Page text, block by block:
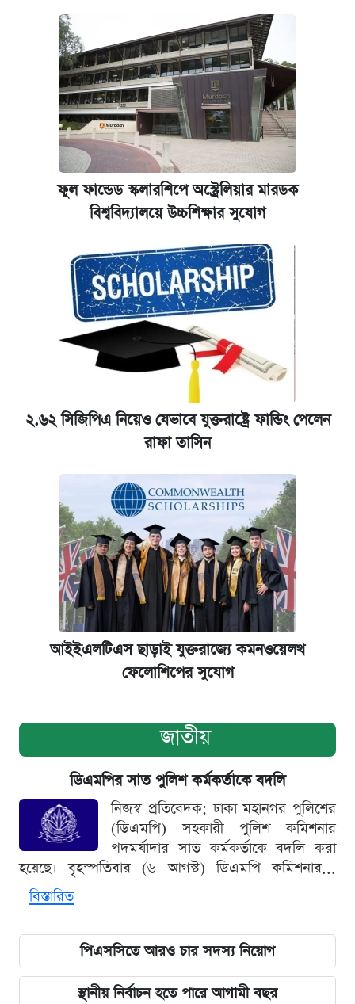
ফুল ফান্ডেড স্কলারশিপে অস্ট্রেলিয়ার মারডক
বিশ্ববিদ্যালয়ে উচ্চশিক্ষার সুযোগ
২.৬২ সিজিপিএ নিয়েও যেভাবে যুক্তরাষ্ট্রে ফান্ডিং পেলেন
রাফা তাসিন
আইইএলটিএস ছাড়াই যুক্তরাজ্যে কমনওয়েলথ
ফেলোশিপের সুযোগ
জাতীয়
ডিএমপির সাত পুলিশ কর্মকর্তাকে বদলি
নিজস্ব প্রতিবেদক: ঢাকা মহানগর পুলিশের
(ডিএমপি) সহকারী পুলিশ কমিশনার
পদমর্যাদার সাত কর্মকর্তাকে বদলি করা
হয়েছে। বৃহস্পতিবার (৬ আগস্ট) ডিএমপি কমিশনার...
বিস্তারিত
পিএসসিতে আরও চার সদস্য নিয়োগ
স্থানীয় নির্বাচন হতে পারে আগামী বছর